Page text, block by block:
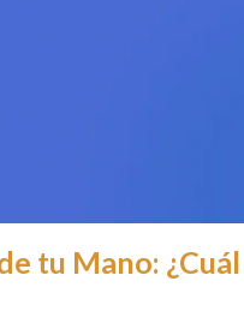
tu Mano: